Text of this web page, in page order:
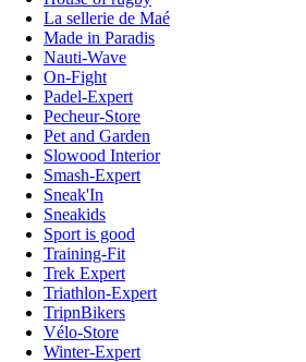
La sellerie de Maé
Made in Paradis
Nauti-Wave
On-Fight
Padel-Expert
Pecheur-Store
Pet and Garden
Slowood Interior
Smash-Expert
Sneak'In
Sneakids
Sport is good
Training-Fit
Trek Expert
Triathlon-Expert
TripnBikers
Vélo-Store
Winter-Expert